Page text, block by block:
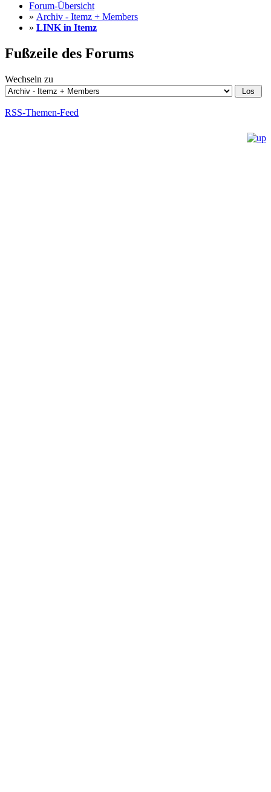
Forum-Übersicht
» Archiv - Itemz + Members
» LINK in Itemz
Fußzeile des Forums
Wechseln zu
RSS-Themen-Feed